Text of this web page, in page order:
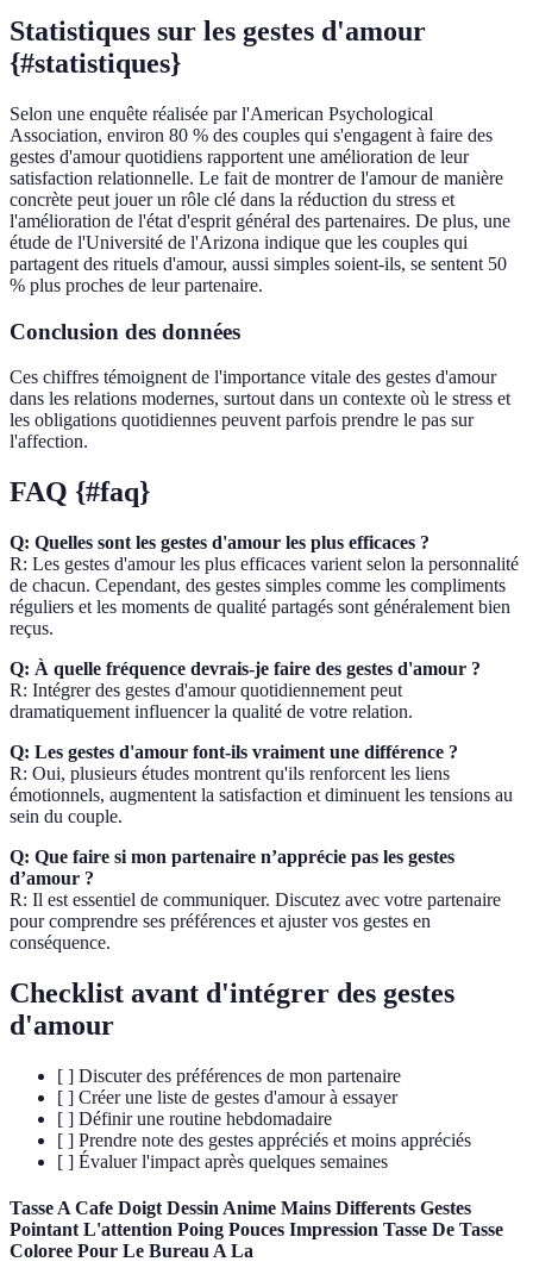
Statistiques sur les gestes d'amour
{#statistiques}
Selon une enquête réalisée par l'American Psychological
Association, environ 80 % des couples qui s'engagent à faire des
gestes d'amour quotidiens rapportent une amélioration de leur
satisfaction relationnelle. Le fait de montrer de l'amour de manière
concrète peut jouer un rôle clé dans la réduction du stress et
l'amélioration de l'état d'esprit général des partenaires. De plus, une
étude de l'Université de l'Arizona indique que les couples qui
partagent des rituels d'amour, aussi simples soient-ils, se sentent 50
% plus proches de leur partenaire.
Conclusion des données
Ces chiffres témoignent de l'importance vitale des gestes d'amour
dans les relations modernes, surtout dans un contexte où le stress et
les obligations quotidiennes peuvent parfois prendre le pas sur
l'affection.
FAQ {#faq}
Q: Quelles sont les gestes d'amour les plus efficaces ?
R: Les gestes d'amour les plus efficaces varient selon la personnalité
de chacun. Cependant, des gestes simples comme les compliments
réguliers et les moments de qualité partagés sont généralement bien
reçus.
Q: À quelle fréquence devrais-je faire des gestes d'amour ?
R: Intégrer des gestes d'amour quotidiennement peut
dramatiquement influencer la qualité de votre relation.
Q: Les gestes d'amour font-ils vraiment une différence ?
R: Oui, plusieurs études montrent qu'ils renforcent les liens
émotionnels, augmentent la satisfaction et diminuent les tensions au
sein du couple.
Q: Que faire si mon partenaire n’apprécie pas les gestes
d’amour ?
R: Il est essentiel de communiquer. Discutez avec votre partenaire
pour comprendre ses préférences et ajuster vos gestes en
conséquence.
Checklist avant d'intégrer des gestes
d'amour
[ ] Discuter des préférences de mon partenaire
[ ] Créer une liste de gestes d'amour à essayer
[ ] Définir une routine hebdomadaire
[ ] Prendre note des gestes appréciés et moins appréciés
[ ] Évaluer l'impact après quelques semaines
Tasse A Cafe Doigt Dessin Anime Mains Differents Gestes
Pointant L'attention Poing Pouces Impression Tasse De Tasse
Coloree Pour Le Bureau A La